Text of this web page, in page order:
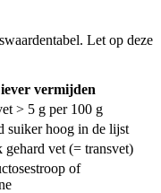
Let op deze
vermijden
> 5 g per 100 g
suiker hoog in de lijst
gehard vet (= transvet)
of